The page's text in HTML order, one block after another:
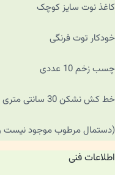
کاغذ نوت سایز کوچک
خودکار توت فرنگی
چسب زخم 10 عددی
خط کش نشکن 30 سانتی متری
(دستمال مرطوب موجود نیست
اطلاعات فنی